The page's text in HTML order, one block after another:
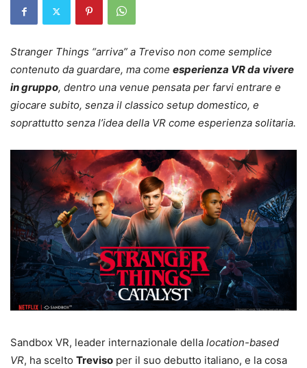
Stranger Things “arriva” a Treviso non come semplice
contenuto da guardare, ma come esperienza VR da vivere
in gruppo, dentro una venue pensata per farvi entrare e
giocare subito, senza il classico setup domestico, e
soprattutto senza l’idea della VR come esperienza solitaria.
Sandbox VR, leader internazionale della location-based
VR, ha scelto Treviso per il suo debutto italiano, e la cosa